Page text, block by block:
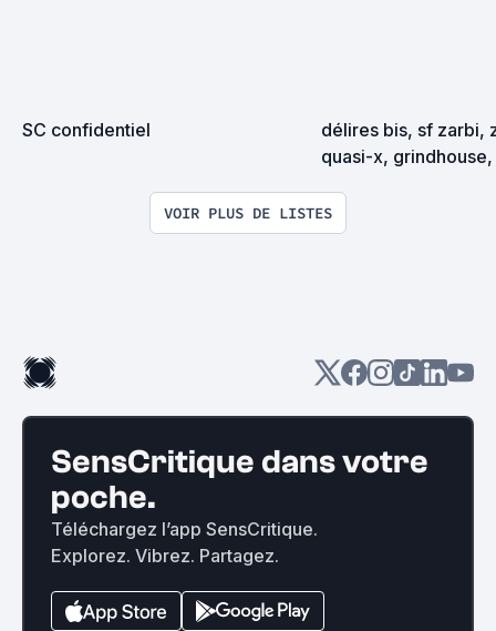
SC confidentiel
délires bis, sf zarbi,
quasi-x,
VOIR PLUS DE LISTES
SensCritique dans votre
poche.
Téléchargez l’app SensCritique.
Explorez. Vibrez. Partagez.